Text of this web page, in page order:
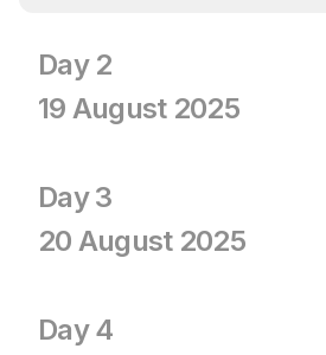
Day 2
19 August 2025
Day 3
20 August 2025
Day 4